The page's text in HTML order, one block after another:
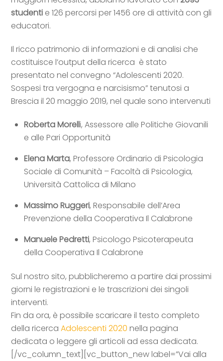
studenti e 126 percorsi per 1456 ore di attività con gli
educatori.
Il ricco patrimonio di informazioni e di analisi che
costituisce l’output della ricerca è stato
presentato nel convegno “Adolescenti 2020.
Sospesi tra vergogna e narcisismo” tenutosi a
Brescia il 20 maggio 2019, nel quale sono intervenuti
Roberta Morelli, Assessore alle Politiche Giovanili
e alle Pari Opportunità
Elena Marta, Professore Ordinario di Psicologia
Sociale di Comunità – Facoltà di Psicologia,
Università Cattolica di Milano
Massimo Ruggeri, Responsabile dell’Area
Prevenzione della Cooperativa Il Calabrone
Manuele Pedretti, Psicologo Psicoterapeuta
della Cooperativa Il Calabrone
Sul nostro sito, pubblicheremo a partire dai prossimi
giorni le registrazioni e le trascrizioni dei singoli
interventi.
Fin da ora, è possibile scaricare il testo completo
della ricercaAdolescenti 2020 nella pagina
dedicata o leggere gli articoli ad essa dedicata.
[/vc_column_text][vc_button_new label=”Vai alla